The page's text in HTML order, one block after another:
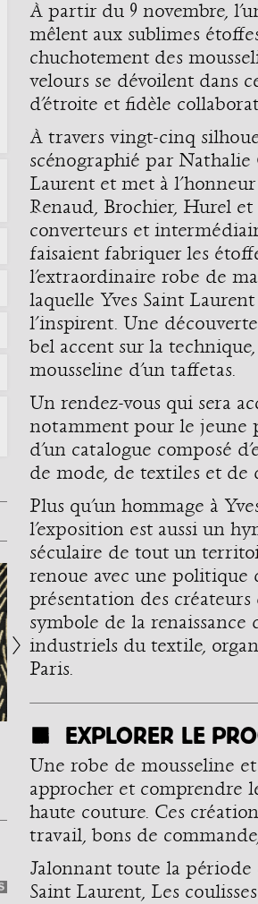
[#MUSEUMATHOME] Cette
découvrir l'exposition « Yves
Saint Laurent. Les coulisses de
la haute couture à Lyon » à
travers [...]
attendant
boutique
le [...]
À partir du 9 novembre,
mêlent aux sublimes
chuchotement des
velours se dévoilent dans
d’étroite et fidèle
À travers vingt-cinq
scénographié par Nathalie
Laurent et met à
Renaud, Brochier, Hurel et
converteurs et
faisaient fabriquer les
l’extraordinaire robe de
laquelle Yves Saint
l’inspirent. Une
bel accent sur la
mousseline d’un taffetas.
Un rendez-vous qui sera
notamment pour le jeune
d’un catalogue composé
de mode, de textiles et de
Plus qu’un hommage à
l’exposition est aussi un
séculaire de tout un
renoue avec une politique
présentation des
symbole de la renaissance
industriels du textile,
Paris.
EXPLORER LE
Une robe de mousseline
approcher et comprendre
haute couture. Ces
travail, bons de
Jalonnant toute la période
Saint Laurent, Les